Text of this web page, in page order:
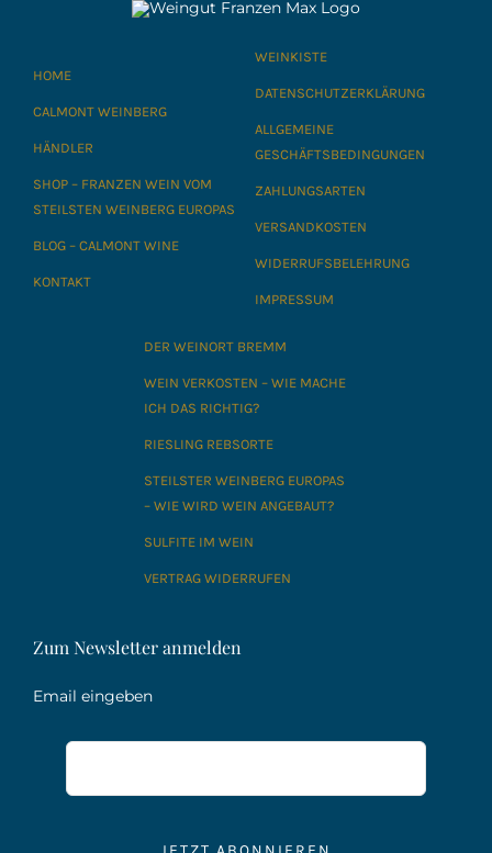
HOME
CALMONT WEINBERG
HÄNDLER
SHOP – FRANZEN WEIN VOM
STEILSTEN WEINBERG EUROPAS
BLOG – CALMONT WINE
KONTAKT
WEINKISTE
DATENSCHUTZERKLÄRUNG
ALLGEMEINE
GESCHÄFTSBEDINGUNGEN
ZAHLUNGSARTEN
VERSANDKOSTEN
WIDERRUFSBELEHRUNG
IMPRESSUM
DER WEINORT BREMM
WEIN VERKOSTEN – WIE MACHE
ICH DAS RICHTIG?
RIESLING REBSORTE
STEILSTER WEINBERG EUROPAS
– WIE WIRD WEIN ANGEBAUT?
SULFITE IM WEIN
VERTRAG WIDERRUFEN
Zum Newsletter anmelden
Email eingeben